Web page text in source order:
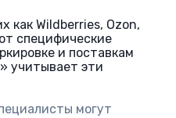
как Wildberries, Ozon,
специфические
и поставкам
учитывает эти
могут